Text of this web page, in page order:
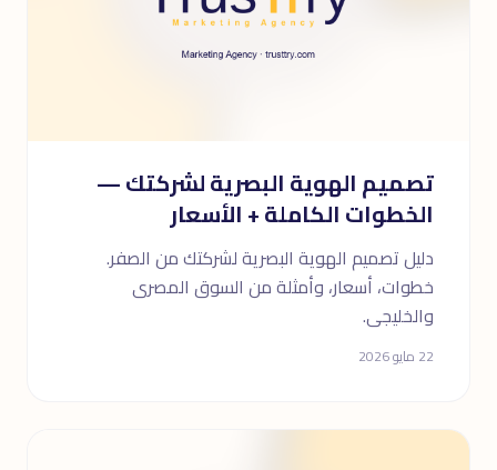
تصميم الهوية البصرية لشركتك —
الخطوات الكاملة + الأسعار
دليل تصميم الهوية البصرية لشركتك من الصفر.
خطوات، أسعار، وأمثلة من السوق المصرى
والخليجى.
22 مايو 2026